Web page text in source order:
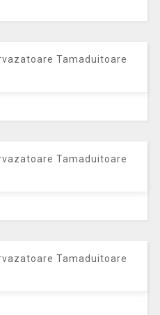
Tamaduitoare
Tamaduitoare
Tamaduitoare